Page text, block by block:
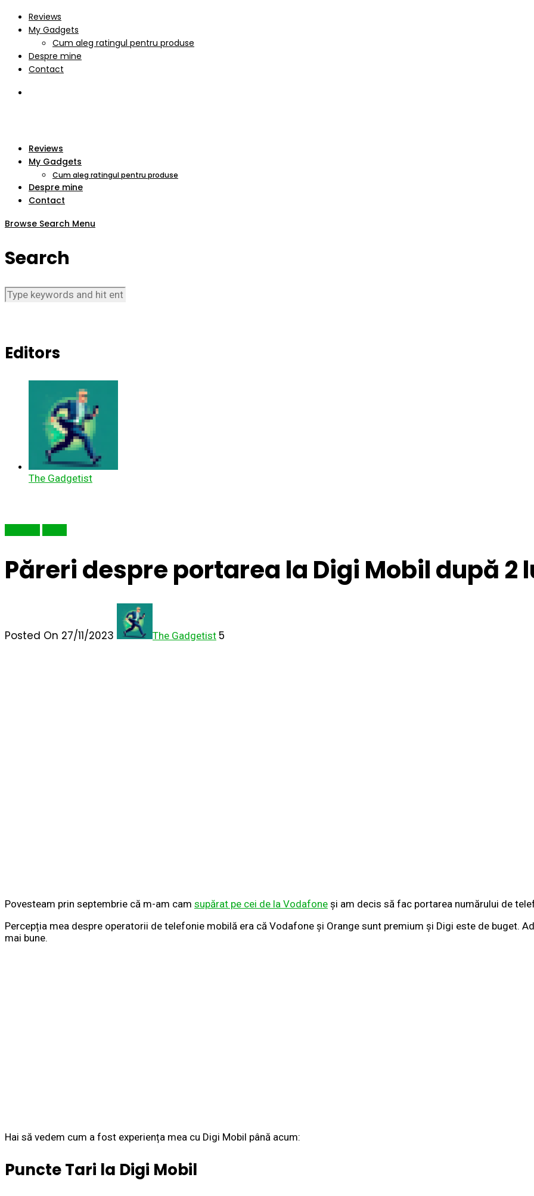
Reviews
My Gadgets
Cum aleg ratingul pentru produse
Despre mine
Contact
Reviews
My Gadgets
Cum aleg ratingul pentru produse
Despre mine
Contact
Browse Search Menu
Search
Editors
The Gadgetist
Păreri despre portarea la Digi Mobil după 2
Posted On 27/11/2023 The Gadgetist 5
Povesteam prin septembrie că m-am cam supărat pe cei de la Vodafone și am decis să fac portarea numărului de
Percepția mea despre operatorii de telefonie mobilă era că Vodafone și Orange sunt premium și Digi este de buget.
mai bune.
Hai să vedem cum a fost experiența mea cu Digi Mobil până acum:
Puncte Tari la Digi Mobil